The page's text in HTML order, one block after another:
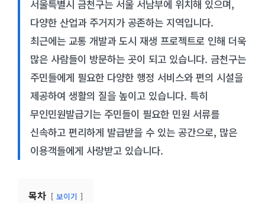
서울특별시 금천구는 서울 서남부에 위치해 있으며,
다양한 산업과 주거지가 공존하는 지역입니다.
최근에는 교통 개발과 도시 재생 프로젝트로 인해 더욱
많은 사람들이 방문하는 곳이 되고 있습니다. 금천구는
주민들에게 필요한 다양한 행정 서비스와 편의 시설을
제공하여 생활의 질을 높이고 있습니다. 특히
무인민원발급기는 주민들이 필요한 민원 서류를
신속하고 편리하게 발급받을 수 있는 공간으로, 많은
이용객들에게 사랑받고 있습니다.
목차 보이기